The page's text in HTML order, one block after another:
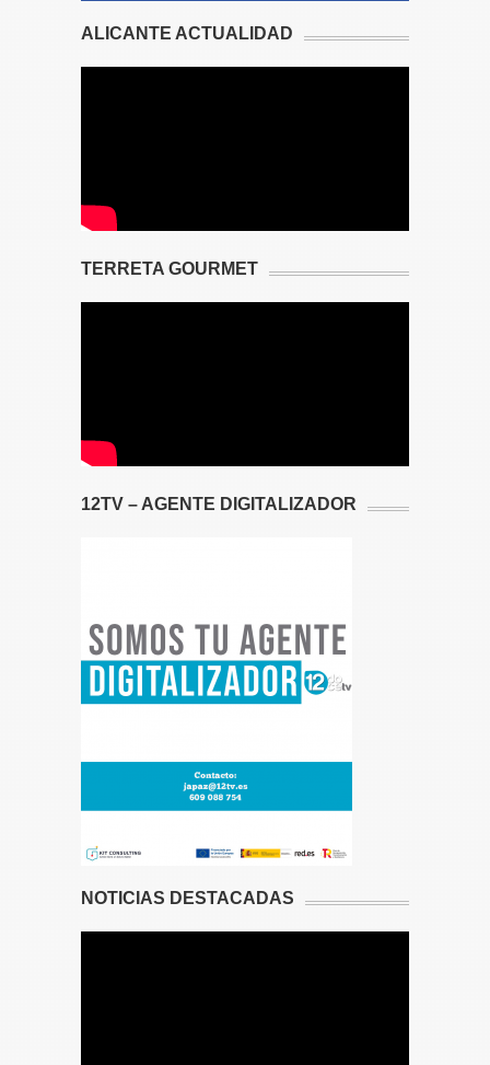
ALICANTE ACTUALIDAD
TERRETA GOURMET
12TV – AGENTE DIGITALIZADOR
NOTICIAS DESTACADAS